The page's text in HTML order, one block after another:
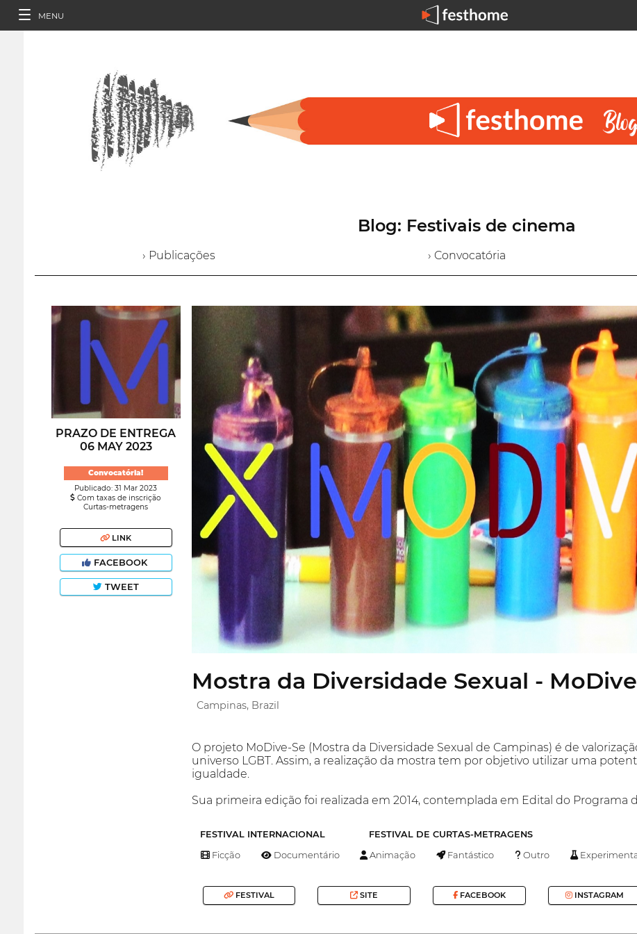
MENU
Blog: Festivais de cinema
› Publicações › Convocatória
PRAZO DE ENTREGA
06 MAY 2023
Convocatória!
Publicado: 31 Mar 2023
Com taxas de inscrição
Curtas-metragens
LINK
FACEBOOK
TWEET
Mostra da Diversidade Sexual -
Campinas, Brazil
O projeto MoDive-Se (Mostra da Diversidade Sexual de Campinas) é de
universo LGBT. Assim, a realização da mostra tem por objetivo utilizar uma
igualdade.
Sua primeira edição foi realizada em 2014, contemplada em Edital do Programa
FESTIVAL INTERNACIONAL FESTIVAL DE CURTAS-METRAGENS
Ficção Documentário Animação Fantástico Outro
FESTIVAL SITE FACEBOOK INSTAGRAM